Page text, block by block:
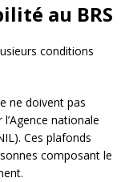
au BRS
conditions
ne doivent pas
nationale
Ces plafonds
composant le